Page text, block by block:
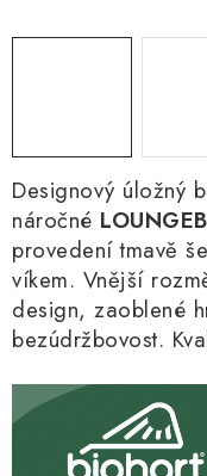
Designový úložný
náročné
provedení tmavě
víkem. Vnější
design, zaoblené
bezúdržbovost.